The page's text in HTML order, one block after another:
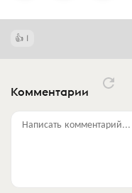
1
Комментарии
Написать комментарий...